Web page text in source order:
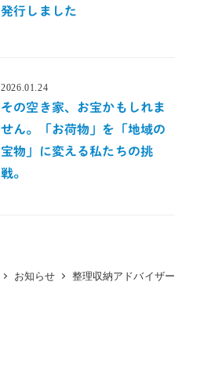
発行しました
その空き家、お宝かもしれま
せん。「お荷物」を「地域の
宝物」に変える私たちの挑
戦。
2026.01.24
お知らせ
整理収納アドバイザー